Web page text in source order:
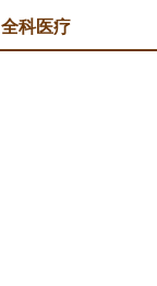
全科医疗